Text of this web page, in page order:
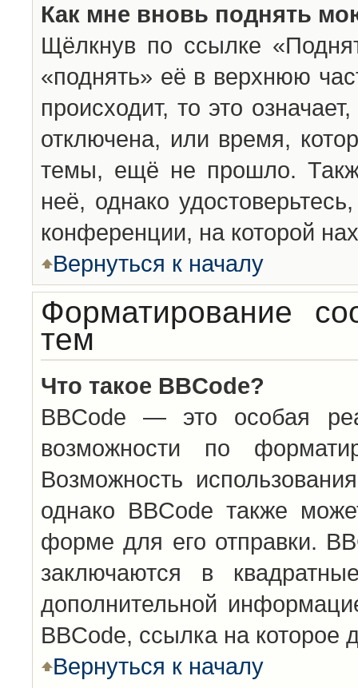
Как мне вновь поднять
Щёлкнув по ссылке
«поднять» её в верхнюю
происходит, то это
отключена, или время,
темы, ещё не прошло.
неё, однако
конференции, на которой
Вернуться к началу
Форматирование
тем
Что такое BBCode?
BBCode — это особая
возможности по
Возможность
однако BBCode также
форме для его отправки.
заключаются в
дополнительной
BBCode, ссылка на
Вернуться к началу